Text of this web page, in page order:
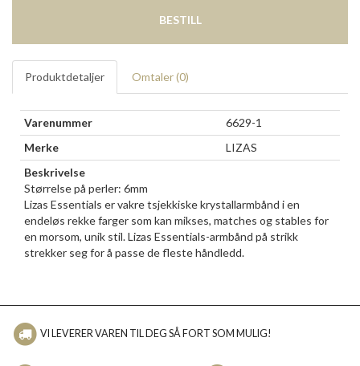
BESTILL
Produktdetaljer Omtaler (0)
Varenummer
6629-1
Merke
LIZAS
Beskrivelse
Størrelse på perler: 6mm
Lizas Essentials er vakre tsjekkiske krystallarmbånd i en
endeløs rekke farger som kan mikses, matches og stables for
en morsom, unik stil. Lizas Essentials-armbånd på strikk
strekker seg for å passe de fleste håndledd.
VI LEVERER VAREN TIL DEG SÅ FORT SOM MULIG!